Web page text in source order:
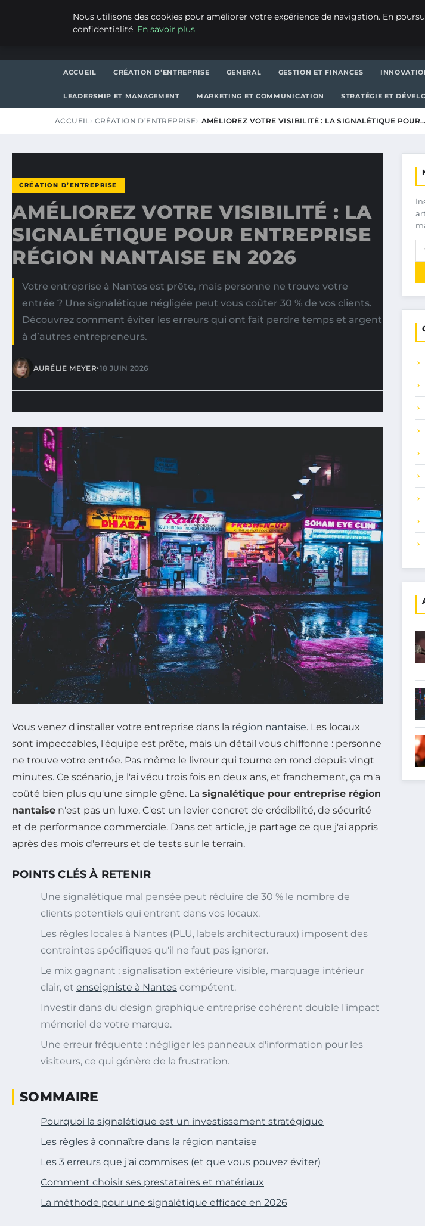
ACCUEIL CRÉATION D’ENTREPRISE GENERAL GESTION ET FINANCES
LEADERSHIP ET MANAGEMENT MARKETING ET COMMUNICATION STRATÉGIE ET
ACCUEIL CRÉATION D’ENTREPRISE AMÉLIOREZ VOTRE VISIBILITÉ : LA SIGNALÉTIQUE POUR…
CRÉATION D’ENTREPRISE
AMÉLIOREZ VOTRE VISIBILITÉ : LA
SIGNALÉTIQUE POUR ENTREPRISE
RÉGION NANTAISE EN 2026
Votre entreprise à Nantes est prête, mais personne ne trouve votre
entrée ? Une signalétique négligée peut vous coûter 30 % de vos clients.
Découvrez comment éviter les erreurs qui ont fait perdre temps et argent
à d’autres entrepreneurs.
AURÉLIE MEYER•18 JUIN 2026
Vous venez d'installer votre entreprise dans la région nantaise. Les locaux
sont impeccables, l'équipe est prête, mais un détail vous chiffonne : personne
ne trouve votre entrée. Pas même le livreur qui tourne en rond depuis vingt
minutes. Ce scénario, je l'ai vécu trois fois en deux ans, et franchement, ça m'a
coûté bien plus qu'une simple gêne. La signalétique pour entreprise région
nantaise n'est pas un luxe. C'est un levier concret de crédibilité, de sécurité
et de performance commerciale. Dans cet article, je partage ce que j'ai appris
après des mois d'erreurs et de tests sur le terrain.
POINTS CLÉS À RETENIR
Une signalétique mal pensée peut réduire de 30 % le nombre de
clients potentiels qui entrent dans vos locaux.
Les règles locales à Nantes (PLU, labels architecturaux) imposent des
contraintes spécifiques qu'il ne faut pas ignorer.
Le mix gagnant : signalisation extérieure visible, marquage intérieur
clair, et enseigniste à Nantes compétent.
Investir dans du design graphique entreprise cohérent double l'impact
mémoriel de votre marque.
Une erreur fréquente : négliger les panneaux d'information pour les
visiteurs, ce qui génère de la frustration.
SOMMAIRE
Pourquoi la signalétique est un investissement stratégique
Les règles à connaître dans la région nantaise
Les 3 erreurs que j'ai commises (et que vous pouvez éviter)
Comment choisir ses prestataires et matériaux
La méthode pour une signalétique efficace en 2026
Nous utilisons des cookies pour améliorer votre expérience de navigation. En
confidentialité. En savoir plus